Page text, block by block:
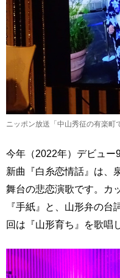
ニッポン放送「中山秀征の有楽町
今年（2022年）デビュー
新曲『白糸恋情話』は、
舞台の悲恋演歌です。カ
『手紙』と、山形弁の
回は『山形育ち』を歌唱